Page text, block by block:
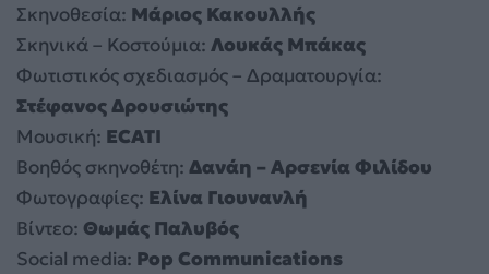
Σκηνοθεσία: Μάριος Κακουλλής
Σκηνικά – Κοστούμια: Λουκάς Μπάκας
Φωτιστικός σχεδιασμός – Δραματουργία:
Στέφανος Δρουσιώτης
Μουσική: ECATI
Βοηθός σκηνοθέτη: Δανάη – Αρσενία Φιλίδου
Φωτογραφίες: Ελίνα Γιουνανλή
Βίντεο: Θωμάς Παλυβός
Social media: Pop Communications